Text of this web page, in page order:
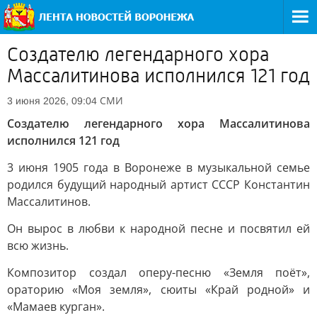
Создателю легендарного хора
Массалитинова исполнился 121 год
3 июня 2026, 09:04 СМИ
Создателю легендарного хора Массалитинова
исполнился 121 год
3 июня 1905 года в Воронеже в музыкальной семье
родился будущий народный артист СССР Константин
Массалитинов.
Он вырос в любви к народной песне и посвятил ей
всю жизнь.
Композитор создал оперу-песню «Земля поёт»,
ораторию «Моя земля», сюиты «Край родной» и
«Мамаев курган».